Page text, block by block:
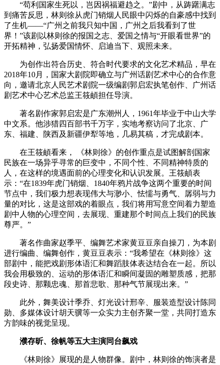
“苟利国家生死以，岂因祸福避趋之。”剧中，从踌躇满志
到痛苦反思，林则徐从虎门销烟人民眼中闪烁的自豪感中找到
了生机——“广州之前我只知中国，广州之后我看到了世
界！”该剧以林则徐的报国之志、爱国之情与“开眼看世界”的
开拓精神，弘扬爱国情怀、启迪当下、观照未来。
为创作出符合历史、符合时代要求的文化艺术精品，早在
2018年10月，国家大剧院即确立与广州话剧艺术中心的合作意
向，邀请北京人民艺术剧院一级编剧郭启宏执笔创作、广州话
剧艺术中心艺术总监王筱頔担任导演。
著名剧作家郭启宏是广东潮州人，1961年毕业于中山大学
中文系。他涉猎四百部书千万字，实地考察访问了北京、广
东、福建、陕西及新疆伊犁等地，几易其稿，才完成剧本。
在王筱頔看来， 《林则徐》的创作重点是试图解剖国家
民族在一场异乎寻常的巨变中，不同个性、不同精神特质的
人，在这样的境遇面前的心理变化和认识发展。王筱頔表
示：“在1839年虎门销烟、1840年鸦片战争这两个重要的时间
节点中，我们极力想表现伟大与渺小、怯懦与勇气、孱弱与力
量的对比，这是这部戏的着眼点，我们将用写意空间着力塑造
剧中人物的心理空间，去展现、重建那个时间点上我们的民族
尊严。”
著名作曲家赵季平、编舞艺术家黄豆豆亲自操刀，为本剧
进行编曲、编舞创作，黄豆豆表示：“我希望在《林则徐》这
部剧中，能把戏剧形体语汇和舞蹈肢体表达结合在一起。所以
我会用极致的、运动的形体语汇和瞬间凝固的雕塑质感，把那
段史诗、那颗忠魂、那首悲歌、那种气节展现出来。”
此外，舞美设计季乔、灯光设计邢辛、服装造型设计陈同
勋、多媒体设计胡天骥等一众实力主创齐聚一堂，共同打造东
方韵味的视觉呈现。
濮存昕、徐帆等五大主演同台飙戏
《林则徐》展现的是人物群像。剧中，林则徐的饰演者是